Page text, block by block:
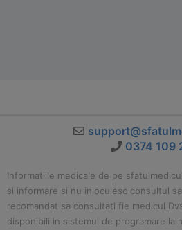
0374 109
Informatiile medicale de pe
si informare si nu inlocuiesc consultul
recomandat sa consultati fie medicul
disponibili in sistemul de programare la